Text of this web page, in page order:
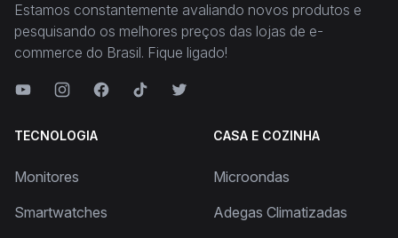
Estamos constantemente avaliando novos produtos e
pesquisando os melhores preços das lojas de e-
commerce do Brasil. Fique ligado!
TECNOLOGIA
Monitores
Smartwatches
CASA E COZINHA
Microondas
Adegas Climatizadas